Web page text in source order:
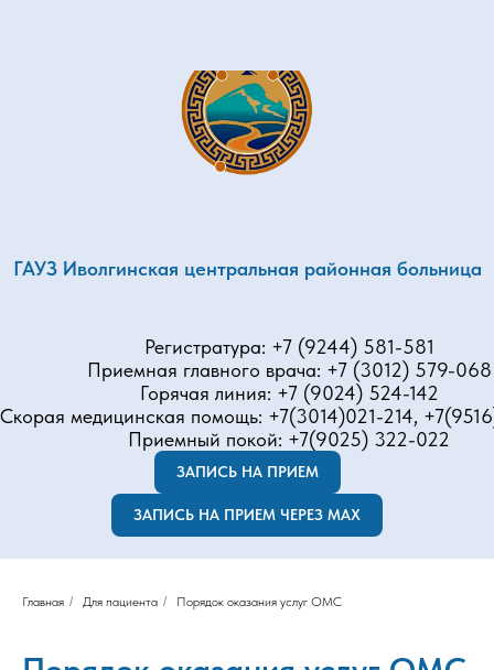
ГАУЗ Иволгинская центральная районная больница
Регистратура: +7 (9244) 581-581
Приемная главного врача: +7 (3012) 579-068
Горячая линия: +7 (9024) 524-142
Скорая медицинская помощь: +7(3014)021-214,
Приемный покой: +7(9025) 322-022
ЗАПИСЬ НА ПРИЕМ
ЗАПИСЬ НА ПРИЕМ ЧЕРЕЗ MAX
Главная / Для пациента / Порядок оказания услуг ОМС